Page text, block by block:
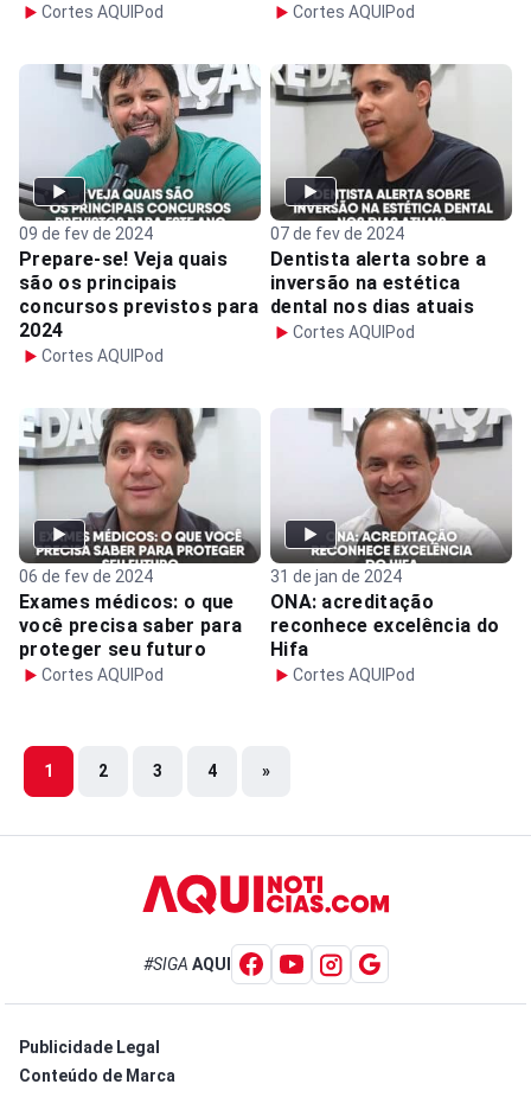
Cortes AQUIPod Cortes AQUIPod
09 de fev de 2024
Prepare-se! Veja quais
são os principais
concursos previstos para
2024
Cortes AQUIPod
07 de fev de 2024
Dentista alerta sobre a
inversão na estética
dental nos dias atuais
Cortes AQUIPod
06 de fev de 2024
Exames médicos: o que
você precisa saber para
proteger seu futuro
Cortes AQUIPod
31 de jan de 2024
ONA: acreditação
reconhece excelência do
Hifa
Cortes AQUIPod
1 2 3 4 »
#SIGA AQUI
Publicidade Legal
Conteúdo de Marca